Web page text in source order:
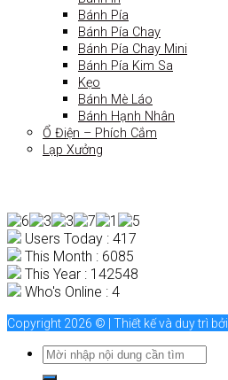
Bánh Pía
Bánh Pía Chay
Bánh Pía Chay Mini
Bánh Pía Kim Sa
Kẹo
Bánh Mè Láo
Bánh Hạnh Nhân
Ổ Điện – Phích Cắm
Lạp Xưởng
Users Today : 417
This Month : 6085
This Year : 142548
Who's Online : 4
Copyright 2026 © | Thiết kế và duy trì bởi